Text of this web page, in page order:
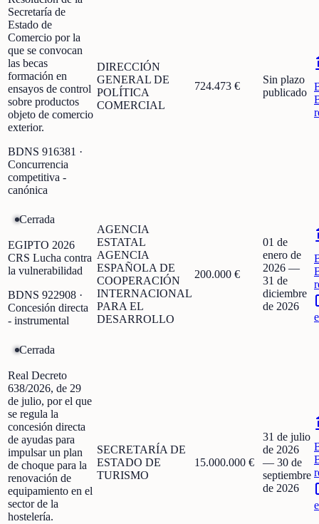
Secretaría de
Estado de
Comercio por la
que se convocan
las becas
formación en
ensayos de control
sobre productos
objeto de comercio
exterior.
BDNS 916381 ·
Concurrencia
competitiva -
canónica
DIRECCIÓN
GENERAL DE
POLÍTICA
COMERCIAL
724.473 €
Sin plazo
publicado
Cerrada
EGIPTO 2026
CRS Lucha contra
la vulnerabilidad
BDNS 922908 ·
Concesión directa
- instrumental
AGENCIA
ESTATAL
AGENCIA
ESPAÑOLA DE
COOPERACIÓN
INTERNACIONAL
PARA EL
DESARROLLO
200.000 €
01 de
enero de
2026 —
31 de
diciembre
de 2026
Cerrada
Real Decreto
638/2026, de 29
de julio, por el que
se regula la
concesión directa
de ayudas para
impulsar un plan
de choque para la
renovación de
equipamiento en el
sector de la
hostelería.
SECRETARÍA DE
ESTADO DE
TURISMO
15.000.000 €
31 de julio
de 2026
— 30 de
septiembre
de 2026